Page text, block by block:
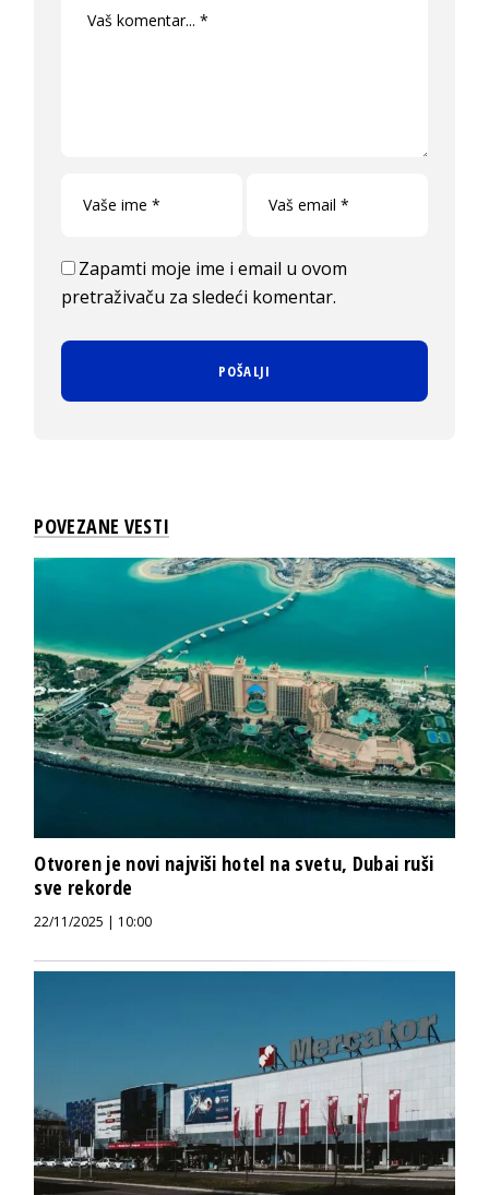
Zapamti moje ime i email u ovom
pretraživaču za sledeći komentar.
POVEZANE VESTI
Otvoren je novi najviši hotel na svetu, Dubai ruši
sve rekorde
22/11/2025 | 10:00